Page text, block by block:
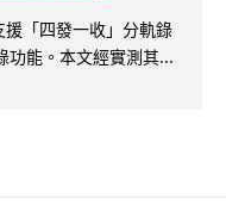
「四發一收」分軌錄
能。本文經實測其...